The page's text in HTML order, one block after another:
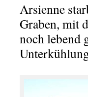
Arsienne
Graben, mit
noch lebend